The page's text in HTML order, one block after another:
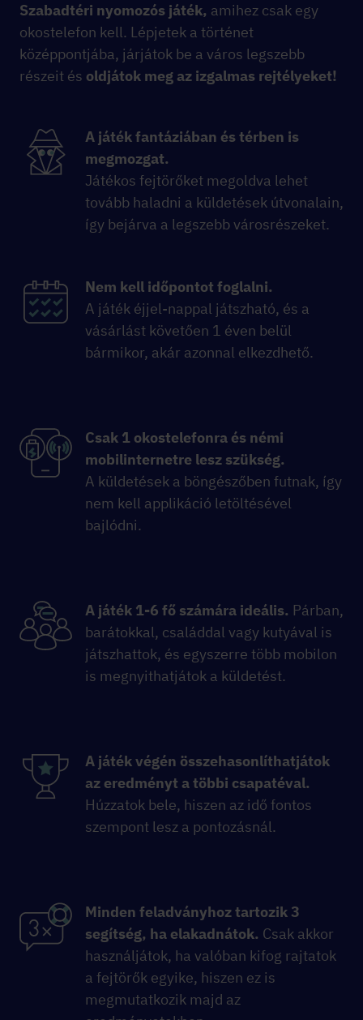
Szabadtéri nyomozós játék, amihez csak egy
okostelefon kell. Lépjetek a történet
középpontjába, járjátok be a város legszebb
részeit és oldjátok meg az izgalmas rejtélyeket!
A játék fantáziában és térben is
megmozgat.
Játékos fejtörőket megoldva lehet
tovább haladni a küldetések útvonalain,
így bejárva a legszebb városrészeket.
Nem kell időpontot foglalni.
A játék éjjel-nappal játszható, és a
vásárlást követően 1 éven belül
bármikor, akár azonnal elkezdhető.
Csak 1 okostelefonra és némi
mobilinternetre lesz szükség.
A küldetések a böngészőben futnak, így
nem kell applikáció letöltésével
bajlódni.
A játék 1-6 fő számára ideális. Párban,
barátokkal, családdal vagy kutyával is
játszhattok, és egyszerre több mobilon
is megnyithatjátok a küldetést.
A játék végén összehasonlíthatjátok
az eredményt a többi csapatéval.
Húzzatok bele, hiszen az idő fontos
szempont lesz a pontozásnál.
Minden feladványhoz tartozik 3
segítség, ha elakadnátok. Csak akkor
használjátok, ha valóban kifog rajtatok
a fejtörők egyike, hiszen ez is
megmutatkozik majd az